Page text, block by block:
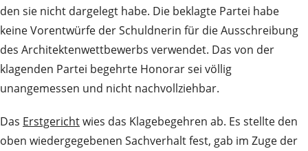
den sie nicht dargelegt habe. Die beklagte Partei habe
keine Vorentwürfe der Schuldnerin für die Ausschreibung
des Architektenwettbewerbs verwendet. Das von der
klagenden Partei begehrte Honorar sei völlig
unangemessen und nicht nachvollziehbar.
Das Erstgerichtwies das Klagebegehren ab. Es stellte den
oben wiedergegebenen Sachverhalt fest, gab im Zuge der